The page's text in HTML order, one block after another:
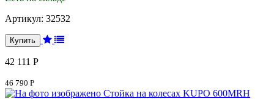
Артикул: 32532
42 111 Р
46 790 Р